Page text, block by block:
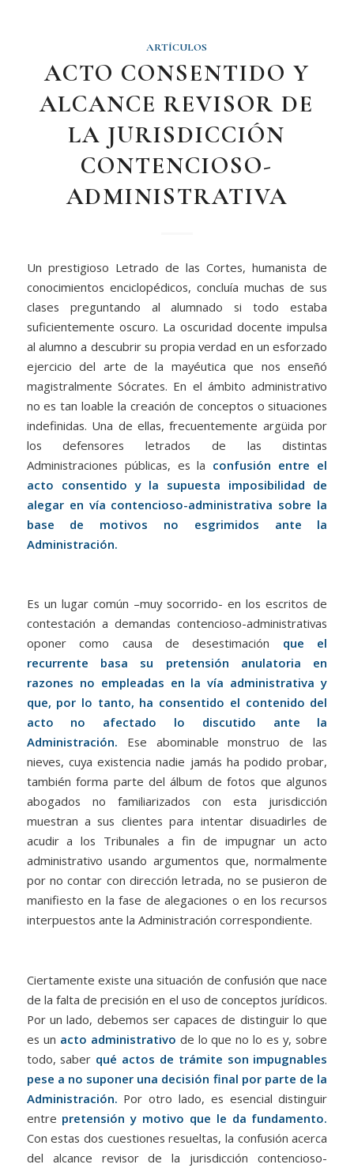
ARTÍCULOS
ACTO CONSENTIDO Y
ALCANCE REVISOR DE
LA JURISDICCIÓN
CONTENCIOSO-
ADMINISTRATIVA
Un prestigioso Letrado de las Cortes, humanista de
conocimientos enciclopédicos, concluía muchas de sus
clases preguntando al alumnado si todo estaba
suficientemente oscuro. La oscuridad docente impulsa
al alumno a descubrir su propia verdad en un esforzado
ejercicio del arte de la mayéutica que nos enseñó
magistralmente Sócrates. En el ámbito administrativo
no es tan loable la creación de conceptos o situaciones
indefinidas. Una de ellas, frecuentemente argüida por
los defensores letrados de las distintas
Administraciones públicas, es la confusión entre el
acto consentido y la supuesta imposibilidad de
alegar en vía contencioso-administrativa sobre la
base de motivos no esgrimidos ante la
Administración.
Es un lugar común –muy socorrido- en los escritos de
contestación a demandas contencioso-administrativas
oponer como causa de desestimación que el
recurrente basa su pretensión anulatoria en
razones no empleadas en la vía administrativa y
que, por lo tanto, ha consentido el contenido del
acto no afectado lo discutido ante la
Administración. Ese abominable monstruo de las
nieves, cuya existencia nadie jamás ha podido probar,
también forma parte del álbum de fotos que algunos
abogados no familiarizados con esta jurisdicción
muestran a sus clientes para intentar disuadirles de
acudir a los Tribunales a fin de impugnar un acto
administrativo usando argumentos que, normalmente
por no contar con dirección letrada, no se pusieron de
manifiesto en la fase de alegaciones o en los recursos
interpuestos ante la Administración correspondiente.
Ciertamente existe una situación de confusión que nace
de la falta de precisión en el uso de conceptos jurídicos.
Por un lado, debemos ser capaces de distinguir lo que
es un acto administrativo de lo que no lo es y, sobre
todo, saber qué actos de trámite son impugnables
pese a no suponer una decisión final por parte de la
Administración. Por otro lado, es esencial distinguir
entre pretensión y motivo que le da fundamento.
Con estas dos cuestiones resueltas, la confusión acerca
del alcance revisor de la jurisdicción contencioso-